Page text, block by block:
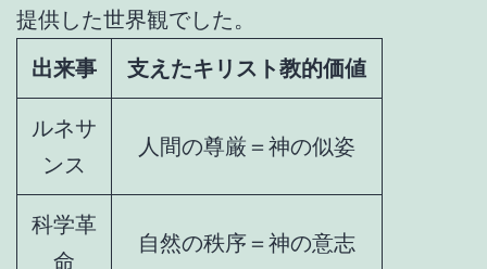
提供した世界観でした。
出来事 支えたキリスト教的価値
ルネサ
ンス
人間の尊厳＝神の似姿
科学革
命
自然の秩序＝神の意志